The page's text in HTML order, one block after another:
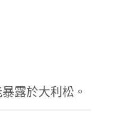
露於大利松。